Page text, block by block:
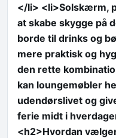
</li> <li>Solskærm,
at skabe skygge på
borde til drinks og
mere praktisk og
den rette
kan loungemøbler
udendørslivet og
ferie midt i
<h2>Hvordan